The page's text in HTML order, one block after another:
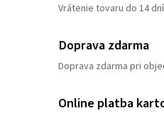
Vrátenie tovaru do 14
Doprava zdarma
Doprava zdarma pri
Online platba